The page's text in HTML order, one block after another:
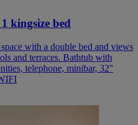
kingsize bed
with a double bed and views
and terraces. Bathtub with
telephone, minibar, 32"